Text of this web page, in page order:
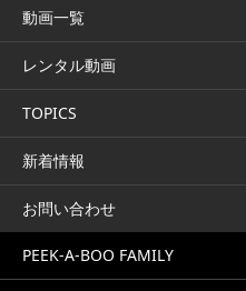
RENT
ロングシャギー
山内政人
ウィスピーな「LONG
SHAGGY」...
サロンクリエイティブ
アドバンスカット
ロング
動画一覧
レンタル動画
TOPICS
新着情報
お問い合わせ
PEEK-A-BOO FAMILY